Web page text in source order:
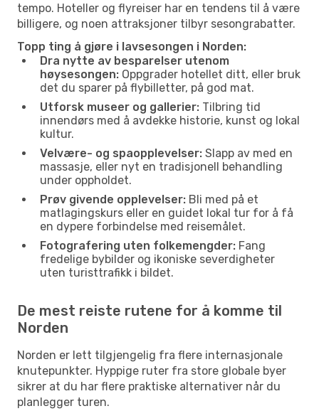
tempo. Hoteller og flyreiser har en tendens til å være
billigere, og noen attraksjoner tilbyr sesongrabatter.
Topp ting å gjøre i lavsesongen i Norden:
Dra nytte av besparelser utenom
høysesongen: Oppgrader hotellet ditt, eller bruk
det du sparer på flybilletter, på god mat.
Utforsk museer og gallerier: Tilbring tid
innendørs med å avdekke historie, kunst og lokal
kultur.
Velvære- og spaopplevelser: Slapp av med en
massasje, eller nyt en tradisjonell behandling
under oppholdet.
Prøv givende opplevelser: Bli med på et
matlagingskurs eller en guidet lokal tur for å få
en dypere forbindelse med reisemålet.
Fotografering uten folkemengder: Fang
fredelige bybilder og ikoniske severdigheter
uten turisttrafikk i bildet.
De mest reiste rutene for å komme til
Norden
Norden er lett tilgjengelig fra flere internasjonale
knutepunkter. Hyppige ruter fra store globale byer
sikrer at du har flere praktiske alternativer når du
planlegger turen.